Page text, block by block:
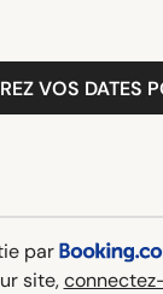
VOS DATES
par
site,